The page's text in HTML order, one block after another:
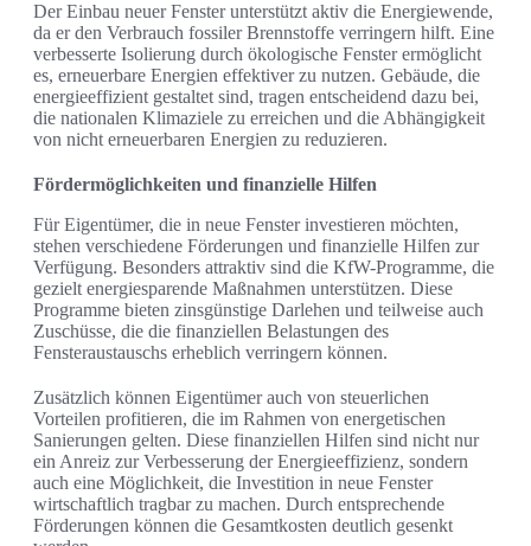
Der Einbau neuer Fenster unterstützt aktiv die Energiewende,
da er den Verbrauch fossiler Brennstoffe verringern hilft. Eine
verbesserte Isolierung durch ökologische Fenster ermöglicht
es, erneuerbare Energien effektiver zu nutzen. Gebäude, die
energieeffizient gestaltet sind, tragen entscheidend dazu bei,
die nationalen Klimaziele zu erreichen und die Abhängigkeit
von nicht erneuerbaren Energien zu reduzieren.
Fördermöglichkeiten und finanzielle Hilfen
Für Eigentümer, die in neue Fenster investieren möchten,
stehen verschiedene Förderungen und finanzielle Hilfen zur
Verfügung. Besonders attraktiv sind die KfW-Programme, die
gezielt energiesparende Maßnahmen unterstützen. Diese
Programme bieten zinsgünstige Darlehen und teilweise auch
Zuschüsse, die die finanziellen Belastungen des
Fensteraustauschs erheblich verringern können.
Zusätzlich können Eigentümer auch von steuerlichen
Vorteilen profitieren, die im Rahmen von energetischen
Sanierungen gelten. Diese finanziellen Hilfen sind nicht nur
ein Anreiz zur Verbesserung der Energieeffizienz, sondern
auch eine Möglichkeit, die Investition in neue Fenster
wirtschaftlich tragbar zu machen. Durch entsprechende
Förderungen können die Gesamtkosten deutlich gesenkt